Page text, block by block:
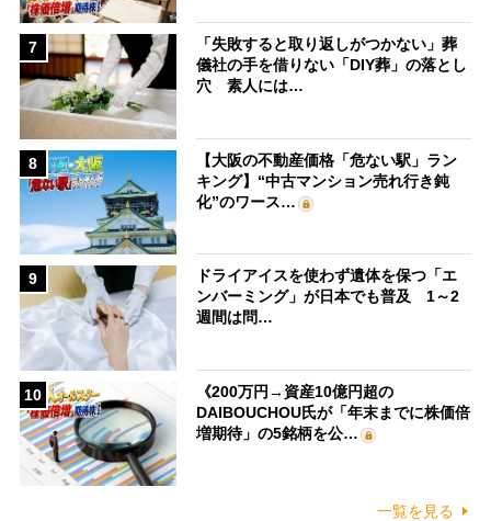
7
「失敗すると取り返しがつかない」葬
儀社の手を借りない「DIY葬」の落とし
穴 素人には…
8
【大阪の不動産価格「危ない駅」ラン
キング】“中古マンション売れ行き鈍
化”のワース…
9
ドライアイスを使わず遺体を保つ「エ
ンバーミング」が日本でも普及 1～2
週間は問…
10
《200万円→資産10億円超の
DAIBOUCHOU氏が「年末までに株価倍
増期待」の5銘柄を公…
一覧を見る